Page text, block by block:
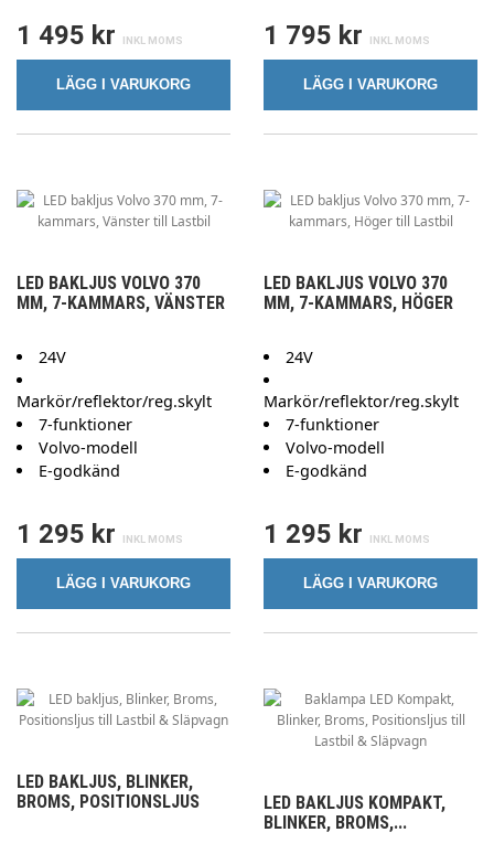
1 495 kr
LÄGG I VARUKORG
1 795 kr
LÄGG I VARUKORG
LED BAKLJUS VOLVO 370
MM, 7-KAMMARS, VÄNSTER
24V
Markör/reflektor/reg.skylt
7-funktioner
Volvo-modell
E-godkänd
1 295 kr
LÄGG I VARUKORG
LED BAKLJUS VOLVO 370
MM, 7-KAMMARS, HÖGER
24V
Markör/reflektor/reg.skylt
7-funktioner
Volvo-modell
E-godkänd
1 295 kr
LÄGG I VARUKORG
LED BAKLJUS, BLINKER,
BROMS, POSITIONSLJUS
LED BAKLJUS KOMPAKT,
BLINKER, BROMS,...